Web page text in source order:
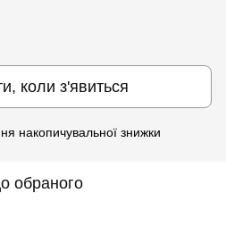
коли з'явиться
накопичувальної знижки
обраного